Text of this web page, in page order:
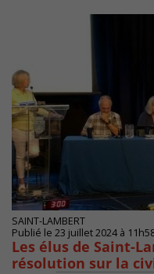
SAINT-LAMBERT
Publié le 23 juillet 2024 à
Les élus de Saint-
résolution sur la